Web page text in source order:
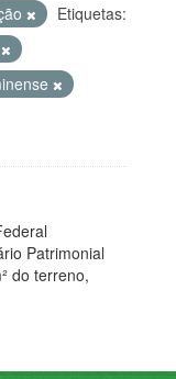
Etiquetas:
Patrimonial
do terreno,